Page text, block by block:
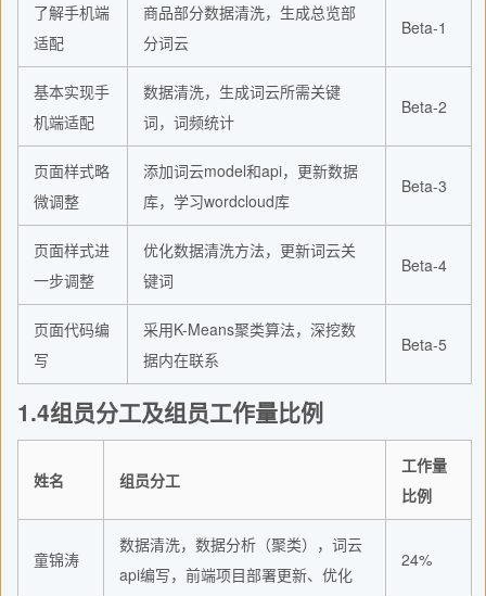
了解手机端
适配
商品部分数据清洗，生成总览部
分词云
Beta-1
基本实现手
机端适配
数据清洗，生成词云所需关键
词，词频统计
Beta-2
页面样式略
微调整
添加词云model和api，更新数据
库，学习wordcloud库
Beta-3
页面样式进
一步调整
优化数据清洗方法，更新词云关
键词
Beta-4
页面代码编
写
采用K-Means聚类算法，深挖数
据内在联系
Beta-5
1.4组员分工及组员工作量比例
姓名 组员分工
工作量
比例
童锦涛
数据清洗，数据分析（聚类），词云
api编写，前端项目部署更新、优化
24%